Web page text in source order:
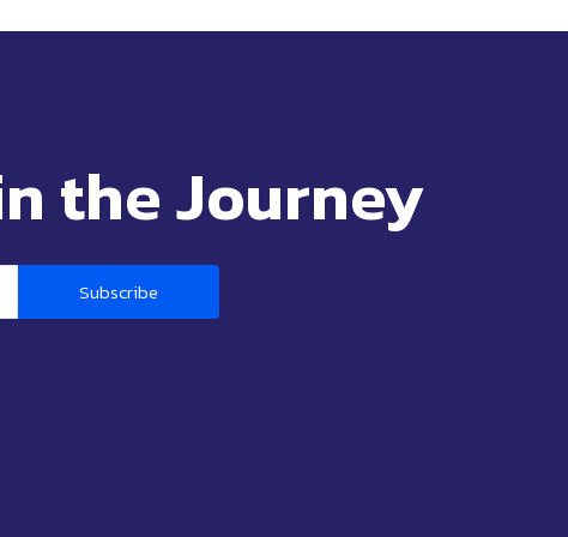
the Journey
Subscribe